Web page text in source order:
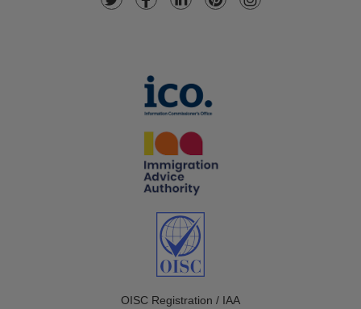
OISC Registration / IAA